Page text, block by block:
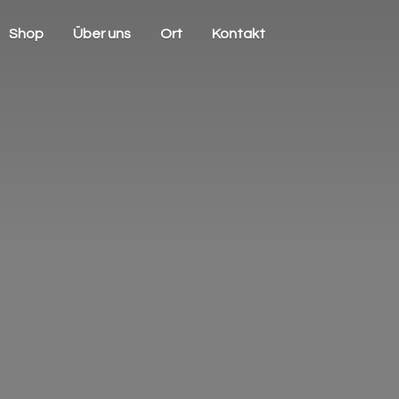
Shop Über uns Ort Kontakt